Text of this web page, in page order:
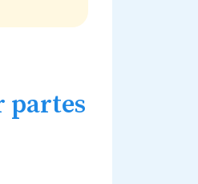
partes